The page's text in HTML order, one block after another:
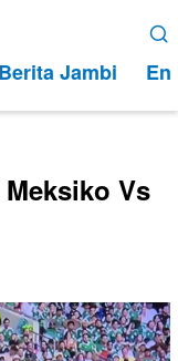
Berita Jambi
Vs